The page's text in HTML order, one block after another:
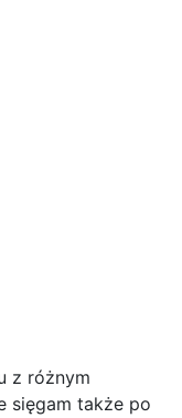
z różnym
sięgam także po